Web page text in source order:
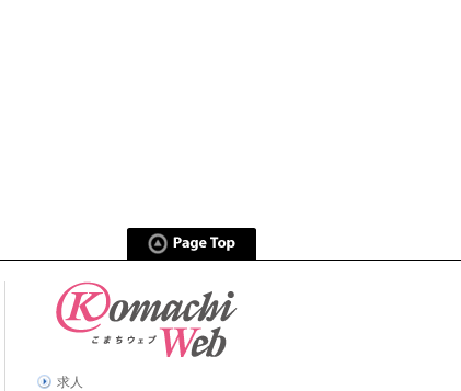
求人